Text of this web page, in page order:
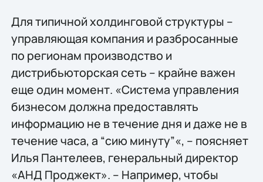
Для типичной холдинговой структуры –
управляющая компания и разбросанные
по регионам производство и
дистрибьюторская сеть – крайне важен
еще один момент. «Система управления
бизнесом должна предоставлять
информацию не в течение дня и даже не в
течение часа, а “сию минуту”«, – поясняет
Илья Пантелеев, генеральный директор
«АНД Проджект». – Например, чтобы